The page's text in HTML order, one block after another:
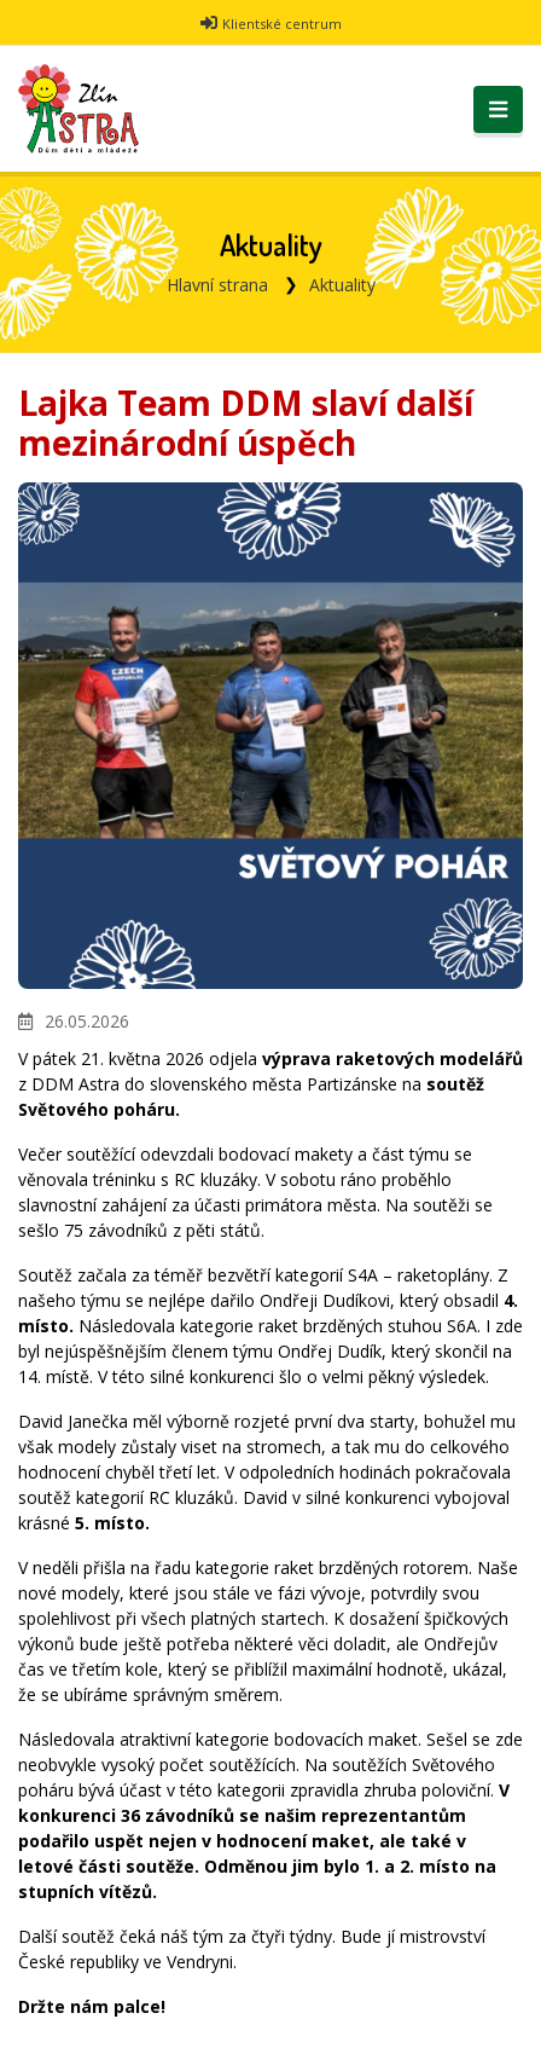
Klientské centrum
Aktuality
Hlavní strana Aktuality
Lajka Team DDM slaví další
mezinárodní úspěch
26.05.2026
V pátek 21. května 2026 odjela výprava raketových modelářů
z DDM Astra do slovenského města Partizánske na soutěž
Světového poháru.
Večer soutěžící odevzdali bodovací makety a část týmu se
věnovala tréninku s RC kluzáky. V sobotu ráno proběhlo
slavnostní zahájení za účasti primátora města. Na soutěži se
sešlo 75 závodníků z pěti států.
Soutěž začala za téměř bezvětří kategorií S4A – raketoplány. Z
našeho týmu se nejlépe dařilo Ondřeji Dudíkovi, který obsadil 4.
místo. Následovala kategorie raket brzděných stuhou S6A. I zde
byl nejúspěšnějším členem týmu Ondřej Dudík, který skončil na
14. místě. V této silné konkurenci šlo o velmi pěkný výsledek.
David Janečka měl výborně rozjeté první dva starty, bohužel mu
však modely zůstaly viset na stromech, a tak mu do celkového
hodnocení chyběl třetí let. V odpoledních hodinách pokračovala
soutěž kategorií RC kluzáků. David v silné konkurenci vybojoval
krásné 5. místo.
V neděli přišla na řadu kategorie raket brzděných rotorem. Naše
nové modely, které jsou stále ve fázi vývoje, potvrdily svou
spolehlivost při všech platných startech. K dosažení špičkových
výkonů bude ještě potřeba některé věci doladit, ale Ondřejův
čas ve třetím kole, který se přiblížil maximální hodnotě, ukázal,
že se ubíráme správným směrem.
Následovala atraktivní kategorie bodovacích maket. Sešel se zde
neobvykle vysoký počet soutěžících. Na soutěžích Světového
poháru bývá účast v této kategorii zpravidla zhruba poloviční. V
konkurenci 36 závodníků se našim reprezentantům
podařilo uspět nejen v hodnocení maket, ale také v
letové části soutěže. Odměnou jim bylo 1. a 2. místo na
stupních vítězů.
Další soutěž čeká náš tým za čtyři týdny. Bude jí mistrovství
České republiky ve Vendryni.
Držte nám palce!